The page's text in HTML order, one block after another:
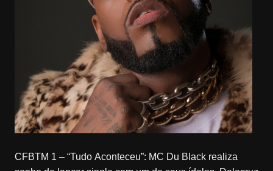
CFBTM 1 – “Tudo Aconteceu”: MC Du Black realiza